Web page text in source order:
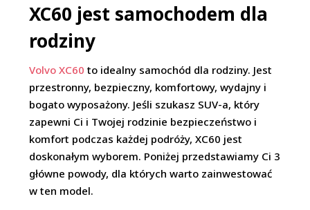
XC60 jest samochodem dla
rodziny
Volvo XC60 to idealny samochód dla rodziny. Jest
przestronny, bezpieczny, komfortowy, wydajny i
bogato wyposażony. Jeśli szukasz SUV-a, który
zapewni Ci i Twojej rodzinie bezpieczeństwo i
komfort podczas każdej podróży, XC60 jest
doskonałym wyborem. Poniżej przedstawiamy Ci 3
główne powody, dla których warto zainwestować
w ten model.